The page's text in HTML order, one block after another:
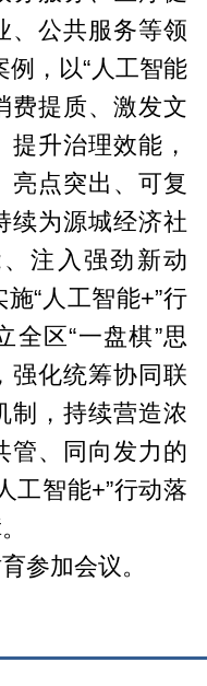
、公共服务等领
例，以“人工智能
费提质、激发文
升治理效能，
亮点突出、可复
续为源城经济社
注入强劲新动
“人工智能+”行
全区“一盘棋”思
强化统筹协同联
制，持续营造浓
管、同向发力的
工智能+”行动落
加会议。